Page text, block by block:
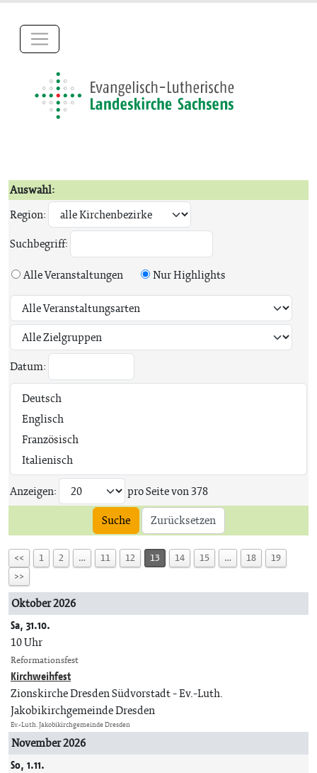
Auswahl:
Region:
Suchbegriff:
Alle Veranstaltungen Nur Highlights
Datum:
Anzeigen: pro Seite von378
Suche
Zurücksetzen
<< 1 2 … 11 12 13 14 15 … 18
19
>>
Oktober 2026
Sa, 31.10.
10 Uhr
Reformationsfest
Kirchweihfest
Zionskirche Dresden Südvorstadt Ev.-Luth.
Jakobikirchgemeinde Dresden
Ev.-Luth. Jakobikirchgemeinde Dresden
November 2026
So, 1.11.